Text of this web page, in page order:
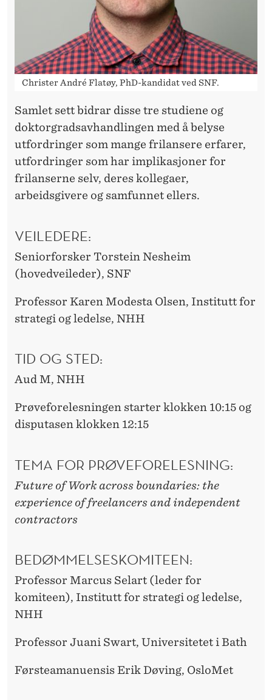
Christer André Flatøy, PhD-kandidat ved SNF.
Samlet sett bidrar disse tre studiene og
doktorgradsavhandlingen med å belyse
utfordringer som mange frilansere erfarer,
utfordringer som har implikasjoner for
frilanserne selv, deres kollegaer,
arbeidsgivere og samfunnet ellers.
VEILEDERE:
Seniorforsker Torstein Nesheim
(hovedveileder), SNF
Professor Karen Modesta Olsen, Institutt for
strategi og ledelse, NHH
TID OG STED:
Aud M, NHH
Prøveforelesningen starter klokken 10:15 og
disputasen klokken 12:15
TEMA FOR PRØVEFORELESNING:
Future of Work across boundaries: the
experience of freelancers and independent
contractors
BEDØMMELSESKOMITEEN:
Professor Marcus Selart (leder for
komiteen), Institutt for strategi og ledelse,
NHH
Professor Juani Swart, Universitetet i Bath
Førsteamanuensis Erik Døving, OsloMet